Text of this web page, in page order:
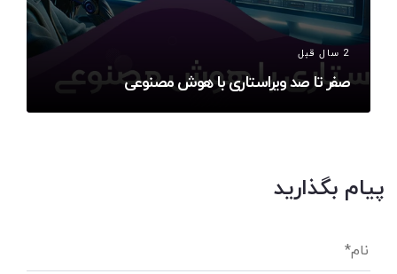
2 سال قبل
صفر تا صد ویراستاری با هوش مصنوعی
پیام بگذارید